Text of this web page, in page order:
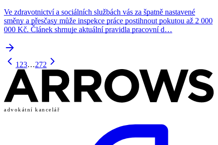
Ve zdravotnictví a sociálních službách vás za špatně nastavené
směny a přesčasy může inspekce práce postihnout pokutou až 2 000
000 Kč. Článek shrnuje aktuální pravidla pracovní d…
1 23…272
advokátní kancelář